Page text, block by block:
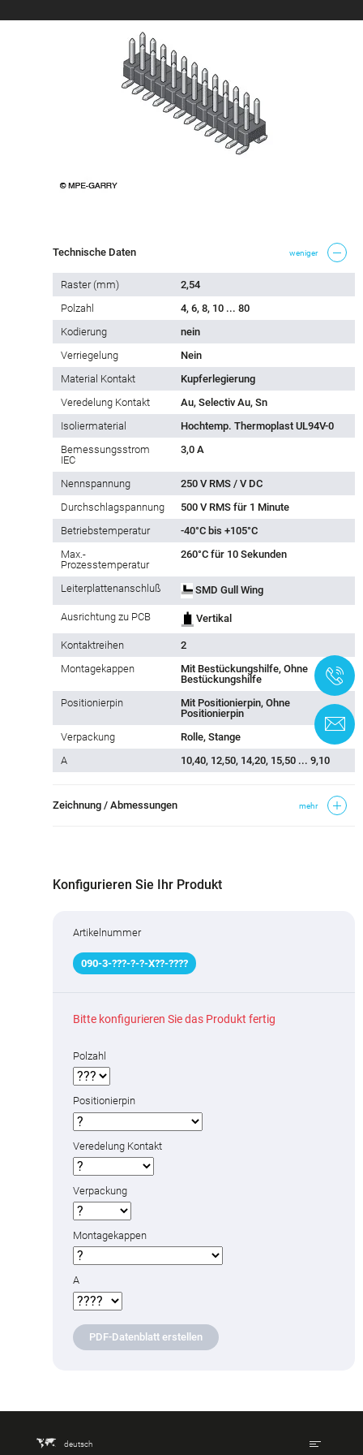
Technische Daten weniger
Raster (mm)
2,54
Polzahl
4, 6, 8, 10 ... 80
Kodierung
nein
Verriegelung
Nein
Material Kontakt
Kupferlegierung
Veredelung Kontakt
Au, Selectiv Au, Sn
Isoliermaterial
Hochtemp. Thermoplast UL94V-0
Bemessungsstrom
IEC
3,0 A
Nennspannung
250 V RMS / V DC
Durchschlagspannung
500 V RMS für 1 Minute
Betriebstemperatur
-40°C bis +105°C
Max.-
Prozesstemperatur
260°C für 10 Sekunden
Leiterplattenanschluß SMD Gull Wing
Ausrichtung zu PCB Vertikal
Kontaktreihen
2
Montagekappen
Mit Bestückungshilfe, Ohne
Bestückungshilfe
Positionierpin
Mit Positionierpin, Ohne
Positionierpin
Verpackung
Rolle, Stange
A
10,40, 12,50, 14,20, 15,50 ... 9,10
Zeichnung / Abmessungen mehr
Konfigurieren Sie Ihr Produkt
Artikelnummer
090-3-???-?-?-X??-????
Bitte konfigurieren Sie das Produkt fertig
Polzahl
Positionierpin
Veredelung Kontakt
Verpackung
Montagekappen
A
PDF-Datenblatt erstellen
deutsch